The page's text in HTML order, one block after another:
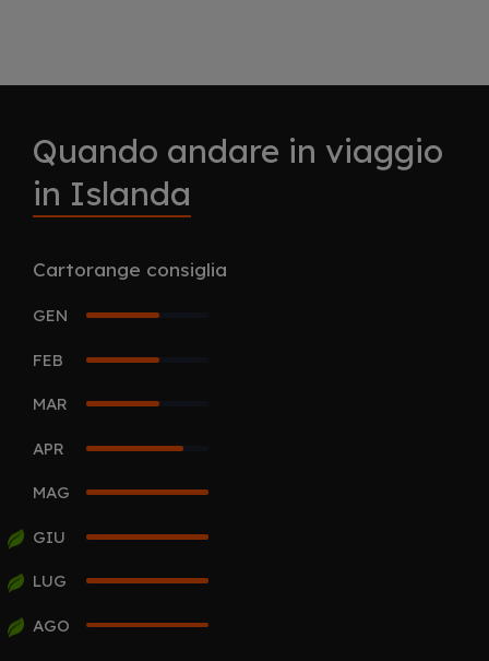
Quando andare in viaggio
in Islanda
Cartorange consiglia
GEN
FEB
MAR
APR
MAG
GIU
LUG
AGO